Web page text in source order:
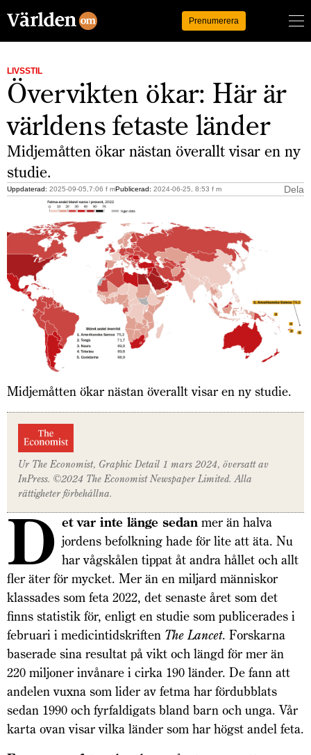
Prenumerera
LIVSSTIL
Övervikten ökar: Här är
världens fetaste länder
Midjemåtten ökar nästan överallt visar en ny
studie.
Uppdaterad: 2025-09-05,7:06 f mPublicerad: 2024-06-25, 8:53 f m Dela
Midjemåtten ökar nästan överallt visar en ny studie.
Ur The Economist, Graphic Detail 1 mars 2024, översatt av
InPress. ©2024 The EconomistNewspaper Limited. Alla
rättigheter förbehållna.
D et var inte länge sedan mer än halva
jordens befolkning hade för lite att äta. Nu
har vågskålen tippat åt andra hållet och allt
fler äter för mycket. Mer än en miljard människor
klassades som feta 2022, det senaste året som det
finns statistik för, enligt en studie som publicerades i
februari i medicintidskriften The Lancet. Forskarna
baserade sina resultat på vikt och längd för mer än
220 miljoner invånare i cirka 190 länder. De fann att
andelen vuxna som lider av fetma har fördubblats
sedan 1990 och fyrfaldigats bland barn och unga. Vår
karta ovan visar vilka länder som har högst andel feta.